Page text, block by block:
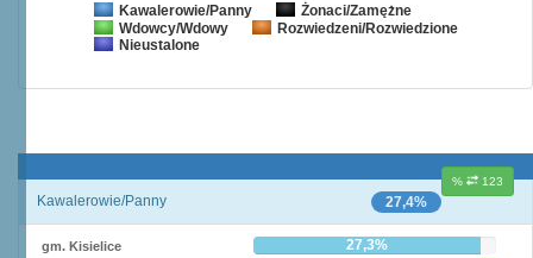
Kawalerowie/Panny Żonaci/Zamężne
Wdowcy/Wdowy
Rozwiedzeni/Rozwiedzione
Nieustalone
% 123
27,4%
Kawalerowie/Panny
gm. Kisielice 27,3%